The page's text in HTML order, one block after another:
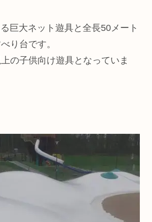
巨大ネット遊具と全長50メート
り台です。
の子供向け遊具となっていま